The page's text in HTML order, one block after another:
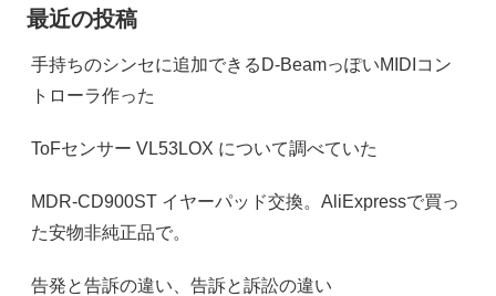
最近の投稿
手持ちのシンセに追加できるD-BeamっぽいMIDIコン
トローラ作った
ToFセンサー VL53LOX について調べていた
MDR-CD900ST イヤーパッド交換。AliExpressで買っ
た安物非純正品で。
告発と告訴の違い、告訴と訴訟の違い